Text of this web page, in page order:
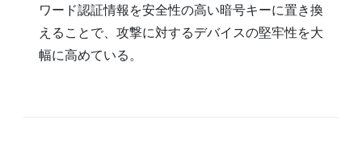
ワード認証情報を安全性の高い暗号キーに置き換
えることで、攻撃に対するデバイスの堅牢性を大
幅に高めている。